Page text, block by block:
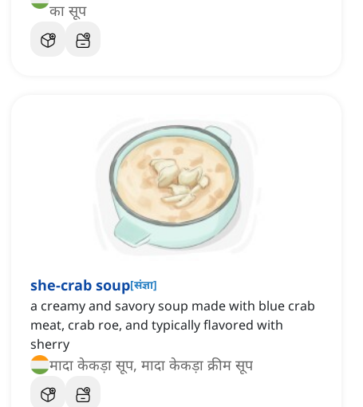
का सूप
she-crab soup[संज्ञा]
a creamy and savory soup made with blue crab
meat, crab roe, and typically flavored with
sherry
मादा केकड़ा सूप, मादा केकड़ा क्रीम सूप